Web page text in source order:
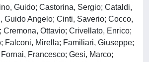
Guido; Castorina, Sergio; Cataldi,
Guido Angelo; Cinti, Saverio; Cocco,
Cremona, Ottavio; Crivellato, Enrico;
Falconi, Mirella; Familiari, Giuseppe;
Francesco; Gesi, Marco;